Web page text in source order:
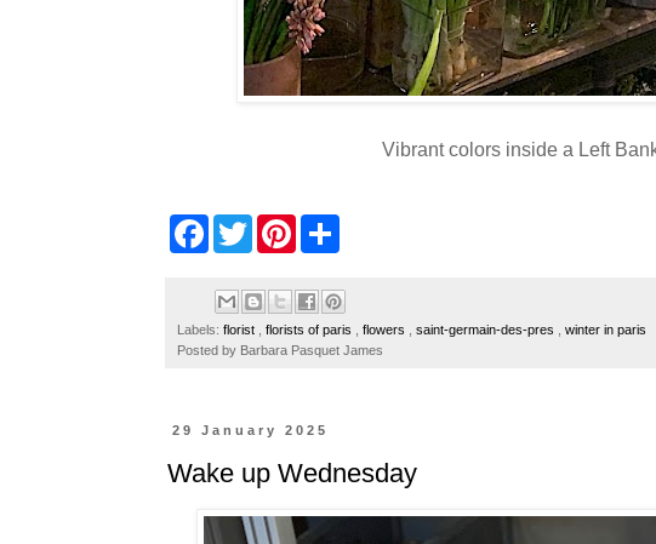
Vibrant colors inside a Left
o
k
w
t
s
e
Labels: florist , florists of paris , flowers , saint-germain-des-pres , winter in paris
Posted by Barbara Pasquet James
29 January 2025
Wake up Wednesday